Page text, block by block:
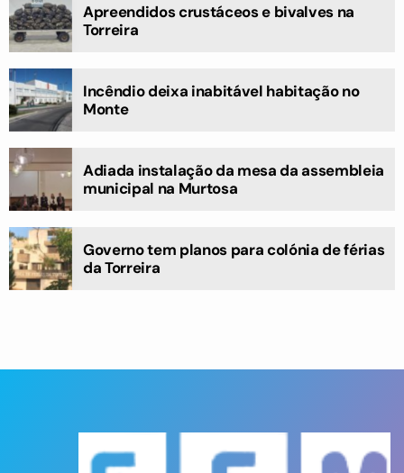
Apreendidos crustáceos e bivalves na
Torreira
Incêndio deixa inabitável habitação no
Monte
Adiada instalação da mesa da assembleia
municipal na Murtosa
Governo tem planos para colónia de férias
da Torreira